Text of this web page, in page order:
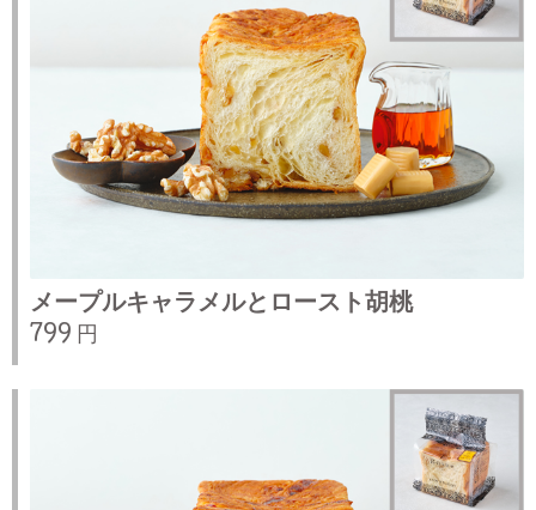
メープルキャラメルとロースト胡桃
799 円